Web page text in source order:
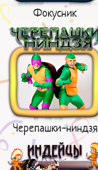
Фокусник
Черепашки-ниндзя